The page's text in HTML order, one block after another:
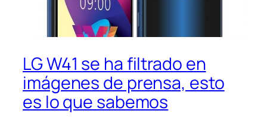
LG W41 se ha filtrado en
imágenes de prensa, esto
es lo que sabemos